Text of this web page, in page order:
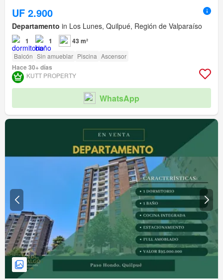
UF 2.900
Departamento in Los Lunes, Quilpué, Región de Valparaíso
1 1 43 m²
Balcón Sin amueblar Piscina Ascensor
Hace 30+ días
KUTT PROPERTY
WhatsApp